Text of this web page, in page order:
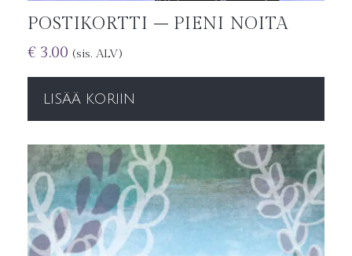
POSTIKORTTI – PIENI NOITA
€ 3.00 (sis. ALV)
LISÄÄ KORIIN